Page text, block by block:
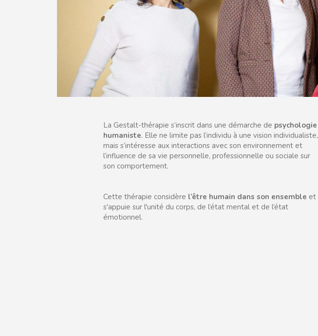
La Gestalt-thérapie s’inscrit dans une démarche de psychologie
humaniste. Elle ne limite pas l’individu à une vision individualiste,
mais s’intéresse aux interactions avec son environnement et
l’influence de sa vie personnelle, professionnelle ou sociale sur
son comportement.
Cette thérapie considère l’être humain dans son ensemble et
s'appuie sur l'unité du corps, de l’état mental et de l’état
émotionnel.